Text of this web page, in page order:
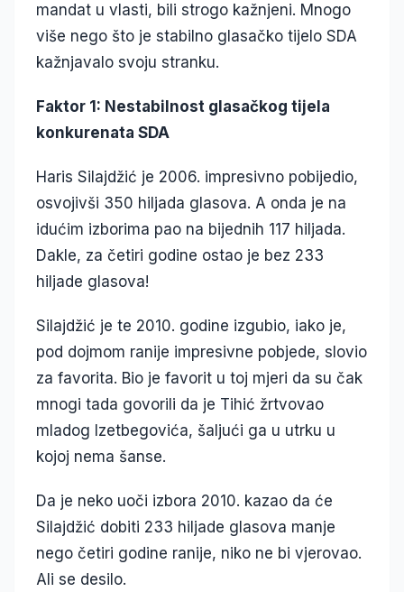
mandat u vlasti, bili strogo kažnjeni. Mnogo
više nego što je stabilno glasačko tijelo SDA
kažnjavalo svoju stranku.
Faktor 1: Nestabilnost glasačkog tijela
konkurenata SDA
Haris Silajdžić je 2006. impresivno pobijedio,
osvojivši 350 hiljada glasova. A onda je na
idućim izborima pao na bijednih 117 hiljada.
Dakle, za četiri godine ostao je bez 233
hiljade glasova!
Silajdžić je te 2010. godine izgubio, iako je,
pod dojmom ranije impresivne pobjede, slovio
za favorita. Bio je favorit u toj mjeri da su čak
mnogi tada govorili da je Tihić žrtvovao
mladog Izetbegovića, šaljući ga u utrku u
kojoj nema šanse.
Da je neko uoči izbora 2010. kazao da će
Silajdžić dobiti 233 hiljade glasova manje
nego četiri godine ranije, niko ne bi vjerovao.
Ali se desilo.